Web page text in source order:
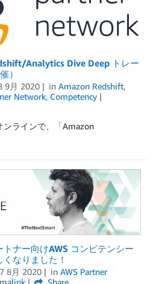
Analytics Dive Deep トレー
）
9月 2020 in Amazon Redshift,
Network, Competency
ラインで、「Amazon
ナー向けAWS コンピテンシー
なりました！
8月 2020 in AWS Partner
Share